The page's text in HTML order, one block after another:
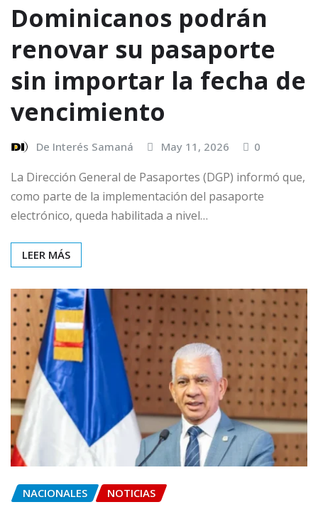
Dominicanos podrán
renovar su pasaporte
sin importar la fecha de
vencimiento
De Interés Samaná May 11, 2026 0
La Dirección General de Pasaportes (DGP) informó que,
como parte de la implementación del pasaporte
electrónico, queda habilitada a nivel…
LEER MÁS
NACIONALES NOTICIAS